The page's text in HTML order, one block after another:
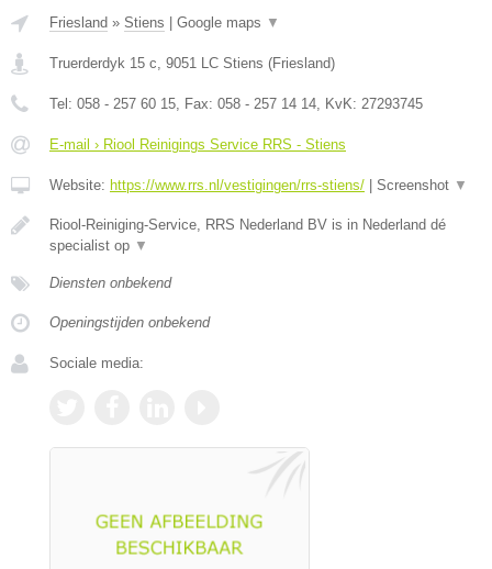
Friesland » Stiens Google maps ▼
Truerderdyk 15 c, 9051 LC Stiens (Friesland)
Tel: 058 - 257 60 15, Fax: 058 - 257 14 14, KvK: 27293745
E-mail › Riool Reinigings Service RRS - Stiens
Website: https://www.rrs.nl/vestigingen/rrs-stiens/ Screenshot ▼
Riool-Reiniging-Service, RRS Nederland BV is in Nederland dé
specialist op ▼
Diensten onbekend
Openingstijden onbekend
Sociale media: